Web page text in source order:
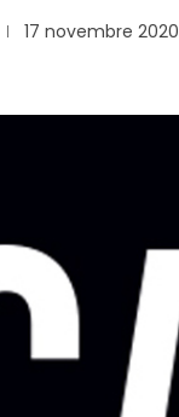
17 novembre 2020